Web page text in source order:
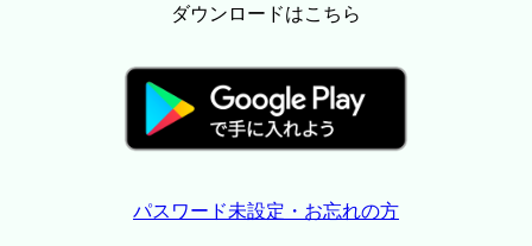
ダウンロードはこちら
パスワード未設定・お忘れの方